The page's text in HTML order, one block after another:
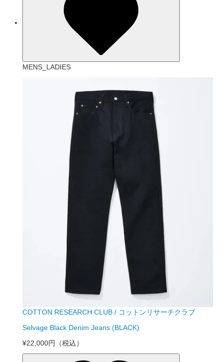
MENS_LADIES
COTTON RESEARCH CLUB / コットンリサーチクラブ
Selvage Black Denim Jeans (BLACK)
¥22,000円
（税込）